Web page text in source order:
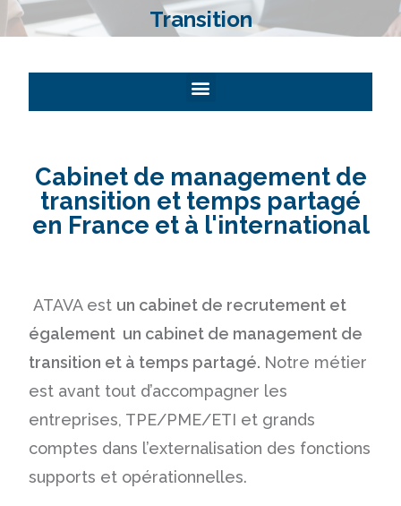
Transition
Cabinet de management de
transition et temps partagé
en France et à l'international
ATAVA est un cabinet de recrutement et
également un cabinet de management de
transition et à temps partagé. Notre métier
est avant tout d’accompagner les
entreprises, TPE/PME/ETI et grands
comptes dans l’externalisation des fonctions
supports et opérationnelles.